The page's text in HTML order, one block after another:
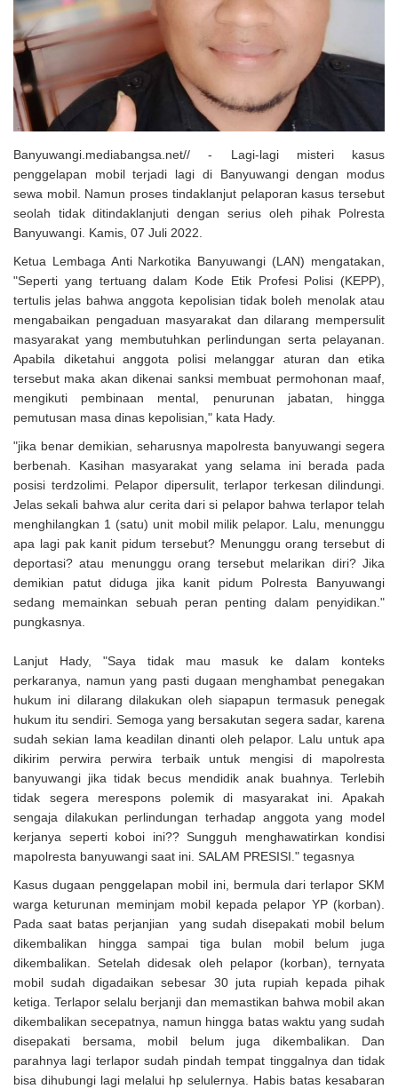
Uji Coba Program NADI JKN
Banyuwangi.mediabangsa.net// - Lagi-lagi misteri kasus
penggelapan mobil terjadi lagi di Banyuwangi dengan modus
sewa mobil. Namun proses tindaklanjut pelaporan kasus tersebut
seolah tidak ditindaklanjuti dengan serius oleh pihak Polresta
Banyuwangi. Kamis, 07 Juli 2022.
Ketua Lembaga Anti Narkotika Banyuwangi (LAN) mengatakan,
"Seperti yang tertuang dalam Kode Etik Profesi Polisi (KEPP),
tertulis jelas bahwa anggota kepolisian tidak boleh menolak atau
mengabaikan pengaduan masyarakat dan dilarang mempersulit
masyarakat yang membutuhkan perlindungan serta pelayanan.
Apabila diketahui anggota polisi melanggar aturan dan etika
tersebut maka akan dikenai sanksi membuat permohonan maaf,
mengikuti pembinaan mental, penurunan jabatan, hingga
pemutusan masa dinas kepolisian," kata Hady.
"jika benar demikian, seharusnya mapolresta banyuwangi segera
berbenah. Kasihan masyarakat yang selama ini berada pada
posisi terdzolimi. Pelapor dipersulit, terlapor terkesan dilindungi.
Jelas sekali bahwa alur cerita dari si pelapor bahwa terlapor telah
menghilangkan 1 (satu) unit mobil milik pelapor. Lalu, menunggu
apa lagi pak kanit pidum tersebut? Menunggu orang tersebut di
deportasi? atau menunggu orang tersebut melarikan diri? Jika
demikian patut diduga jika kanit pidum Polresta Banyuwangi
sedang memainkan sebuah peran penting dalam penyidikan."
pungkasnya.
Lanjut Hady, "Saya tidak mau masuk ke dalam konteks
perkaranya, namun yang pasti dugaan menghambat penegakan
hukum ini dilarang dilakukan oleh siapapun termasuk penegak
hukum itu sendiri. Semoga yang bersakutan segera sadar, karena
sudah sekian lama keadilan dinanti oleh pelapor. Lalu untuk apa
dikirim perwira perwira terbaik untuk mengisi di mapolresta
banyuwangi jika tidak becus mendidik anak buahnya. Terlebih
tidak segera merespons polemik di masyarakat ini. Apakah
sengaja dilakukan perlindungan terhadap anggota yang model
kerjanya seperti koboi ini?? Sungguh menghawatirkan kondisi
mapolresta banyuwangi saat ini. SALAM PRESISI." tegasnya
Kasus dugaan penggelapan mobil ini, bermula dari terlapor SKM
warga keturunan meminjam mobil kepada pelapor YP (korban).
Pada saat batas perjanjian yang sudah disepakati mobil belum
dikembalikan hingga sampai tiga bulan mobil belum juga
dikembalikan. Setelah didesak oleh pelapor (korban), ternyata
mobil sudah digadaikan sebesar 30 juta rupiah kepada pihak
ketiga. Terlapor selalu berjanji dan memastikan bahwa mobil akan
dikembalikan secepatnya, namun hingga batas waktu yang sudah
disepakati bersama, mobil belum juga dikembalikan. Dan
parahnya lagi terlapor sudah pindah tempat tinggalnya dan tidak
bisa dihubungi lagi melalui hp selulernya. Habis batas kesabaran